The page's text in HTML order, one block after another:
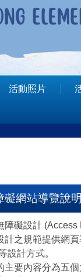
活動照片
礙網站導覽說
障礙設計
計之規範提供網
設計方式。
主要內容分為五個